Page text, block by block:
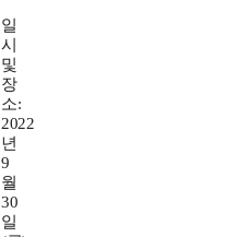
일
시
및
장
소:
2022
년
9
월
30
일